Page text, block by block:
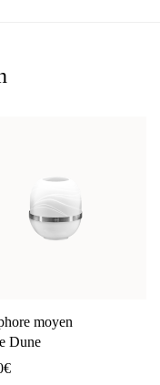
moyen
Dune
€